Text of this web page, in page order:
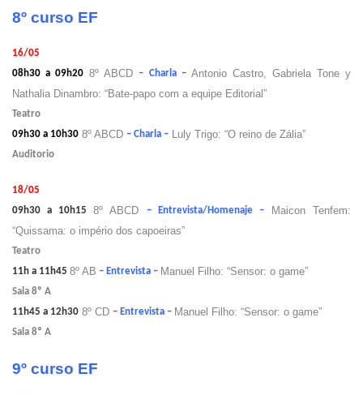
8º curso EF
16/05
08h30 a 09h20 8º ABCD – Charla –Antonio Castro, Gabriela Tone y
Nathalia Dinambro: “Bate-papo com a equipe Editorial”
Teatro
09h30 a 10h30 8º ABCD – Charla – Luly Trigo: “O reino de Zália”
Auditorio
18/05
09h30 a 10h158º ABCD – Entrevista/Homenaje –Maicon Tenfem:
“Quissama: o império dos capoeiras”
Teatro
11h a 11h45 8º AB – Entrevista – Manuel Filho: “Sensor: o game”
Sala 8º A
11h45 a 12h30 8º CD – Entrevista – Manuel Filho: “Sensor: o game”
Sala 8º A
9º curso EF